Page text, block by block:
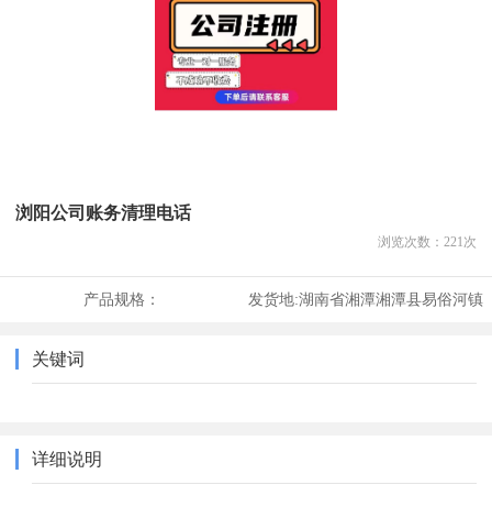
浏阳公司账务清理电话
浏览次数： 221次
产品规格： 发货地:湖南省湘潭湘潭县易俗河镇
关键词
详细说明